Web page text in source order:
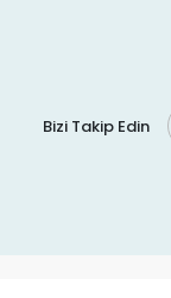
Bizi Takip Edin